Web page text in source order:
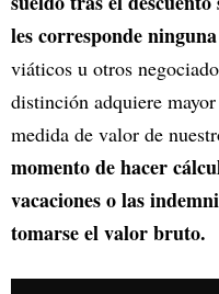
les corresponde
viáticos u otros
distinción adquiere
medida de valor de
momento de hacer
vacaciones o las
tomarse el valor bruto.